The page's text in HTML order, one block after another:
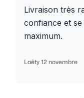
Livraison très
confiance et
maximum.
Laëty 12 novembre